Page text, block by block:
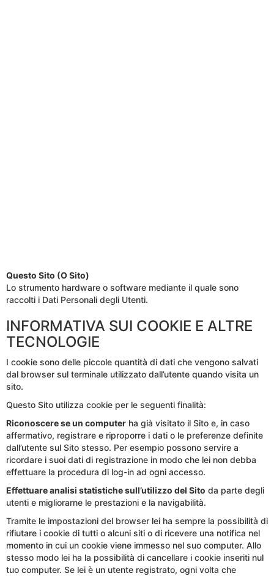
Questo Sito (O Sito)
Lo strumento hardware o software mediante il quale sono
raccolti i Dati Personali degli Utenti.
INFORMATIVA SUI COOKIE E ALTRE
TECNOLOGIE
I cookie sono delle piccole quantità di dati che vengono salvati
dal browser sul terminale utilizzato dall’utente quando visita un
sito.
Questo Sito utilizza cookie per le seguenti finalità:
Riconoscere se un computer ha già visitato il Sito e, in caso
affermativo, registrare e riproporre i dati o le preferenze definite
dall’utente sul Sito stesso. Per esempio possono servire a
ricordare i suoi dati di registrazione in modo che lei non debba
effettuare la procedura di log-in ad ogni accesso.
Effettuare analisi statistiche sull’utilizzo del Sito da parte degli
utenti e migliorarne le prestazioni e la navigabilità.
Tramite le impostazioni del browser lei ha sempre la possibilità di
rifiutare i cookie di tutti o alcuni siti o di ricevere una notifica nel
momento in cui un cookie viene immesso nel suo computer. Allo
stesso modo lei ha la possibilità di cancellare i cookie inseriti nul
tuo computer. Se lei è un utente registrato, ogni volta che